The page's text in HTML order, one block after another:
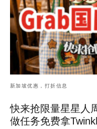
新加坡优惠，打折信息
快来抢限量星星人
做任务免费拿